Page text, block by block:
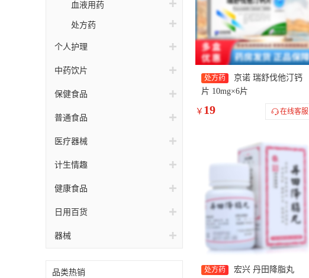
血液用药
处方药
个人护理
中药饮片
保健食品
普通食品
医疗器械
计生情趣
健康食品
日用百货
器械
品类热销
处方药
京诺 瑞舒伐他汀钙
片 10mg×6片
￥ 19 在线客服
处方药
宏兴 丹田降脂丸